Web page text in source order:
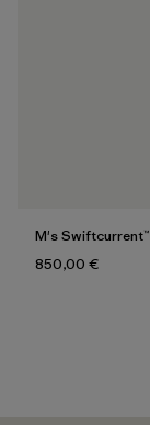
M's
850,00 €